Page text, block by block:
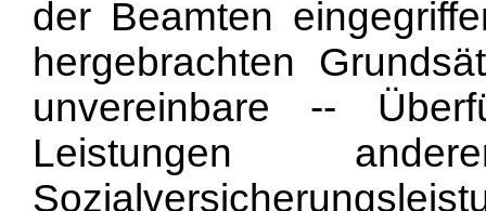
der Beamten
hergebrachten
unvereinbare --
Leistungen